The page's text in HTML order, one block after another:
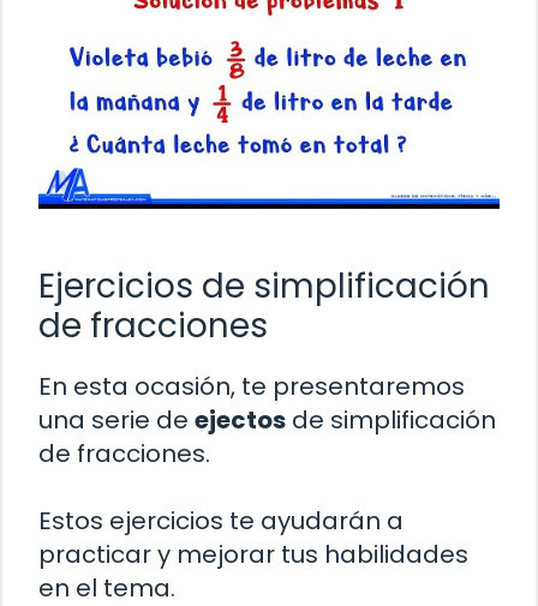
Ejercicios de simplificación
de fracciones
En esta ocasión, te presentaremos
una serie de ejectos de simplificación
de fracciones.
Estos ejercicios te ayudarán a
practicar y mejorar tus habilidades
en el tema.